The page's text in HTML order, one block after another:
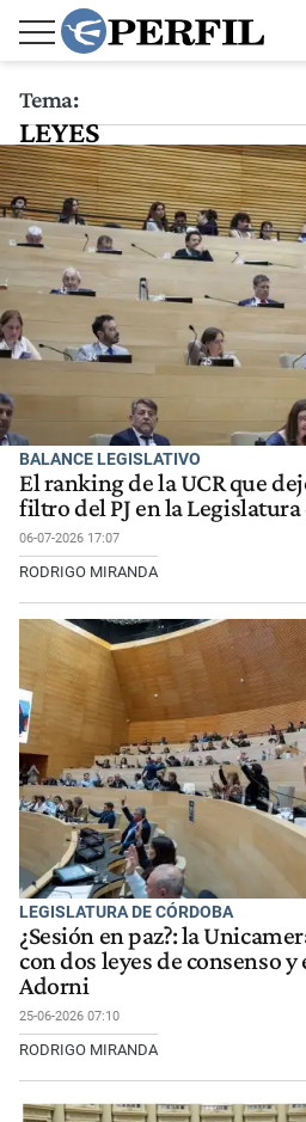
Tema:
LEYES
BALANCE LEGISLATIVO
El ranking de la UCR que
filtro del PJ en la
06-07-2026 17:07
RODRIGO MIRANDA
LEGISLATURA DE CÓRDOBA
¿Sesión en paz?: la
con dos leyes de consenso
Adorni
25-06-2026 07:10
RODRIGO MIRANDA